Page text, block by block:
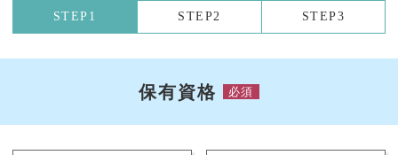
STEP1 STEP2 STEP3
保有資格 必須